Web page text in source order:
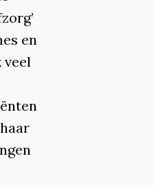
en
veel